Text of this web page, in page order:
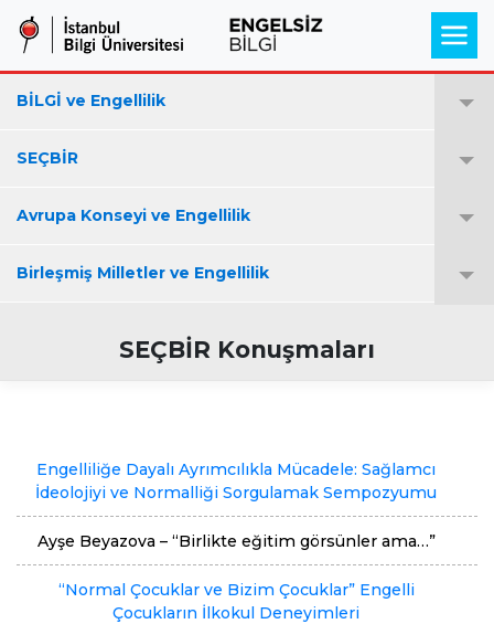
BİLGİ ve Engellilik
SEÇBİR
Avrupa Konseyi ve Engellilik
Birleşmiş Milletler ve Engellilik
SEÇBİR Konuşmaları
Engelliliğe Dayalı Ayrımcılıkla Mücadele: Sağlamcı
İdeolojiyi ve Normalliği Sorgulamak Sempozyumu
Ayşe Beyazova – “Birlikte eğitim görsünler ama…”
“Normal Çocuklar ve Bizim Çocuklar” Engelli
Çocukların İlkokul Deneyimleri